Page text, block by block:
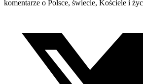
komentarze o Polsce, świecie, Kościele i